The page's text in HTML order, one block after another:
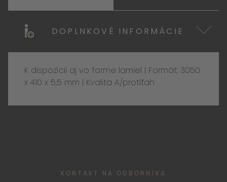
DOPLNKOVÉ INFORMÁCIE
K dispozícii aj vo forme lamiel | Formát: 3050
x 410 x 5,5 mm | Kvalita A/protiťah
KONTAKT NA ODBORNÍKA